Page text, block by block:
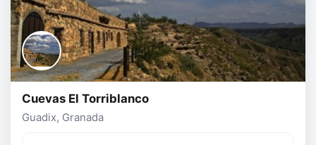
Cuevas El Torriblanco
Guadix, Granada